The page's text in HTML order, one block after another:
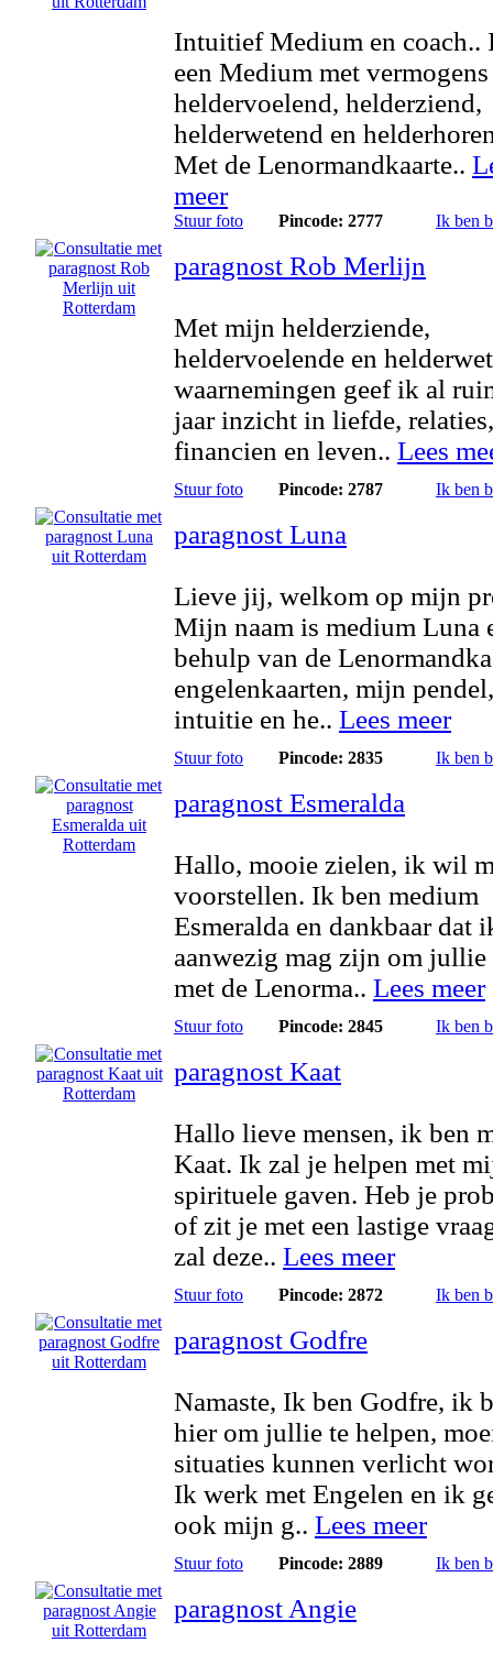
Intuitief Medium en coach..
een Medium met vermogens
heldervoelend, helderziend,
helderwetend en
Met de Lenormandkaarte..
meer
Stuur foto Pincode: 2777 Ik ben
paragnost Rob Merlijn
Met mijn helderziende,
heldervoelende en
waarnemingen geef ik al
jaar inzicht in liefde,
financien en leven.. Lees
Stuur foto Pincode: 2787 Ik ben
paragnost Luna
Lieve jij, welkom op mijn
Mijn naam is medium Luna
behulp van de
engelenkaarten, mijn pendel,
intuitie en he.. Lees meer
Stuur foto Pincode: 2835 Ik ben
paragnost Esmeralda
Hallo, mooie zielen, ik wil
voorstellen. Ik ben medium
Esmeralda en dankbaar dat
aanwezig mag zijn om jullie
met de Lenorma.. Lees meer
Stuur foto Pincode: 2845 Ik ben
paragnost Kaat
Hallo lieve mensen, ik ben
Kaat. Ik zal je helpen met
spirituele gaven. Heb je
of zit je met een lastige
zal deze.. Lees meer
Stuur foto Pincode: 2872 Ik ben
paragnost Godfre
Namaste, Ik ben Godfre, ik
hier om jullie te helpen,
situaties kunnen verlicht
Ik werk met Engelen en ik
ook mijn g.. Lees meer
Stuur foto Pincode: 2889 Ik ben
paragnost Angie